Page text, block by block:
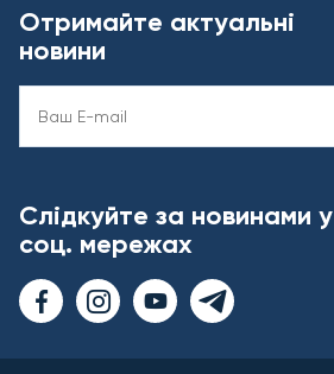
Отримайте актуальні
новини
Слідкуйте за новинами у
соц. мережах